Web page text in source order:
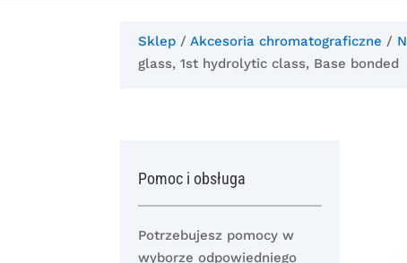
Sklep /Akcesoria chromatograficzne /
glass, 1st hydrolytic class, Base bonded
Pomoc i obsługa
Potrzebujesz pomocy w
wyborze odpowiedniego